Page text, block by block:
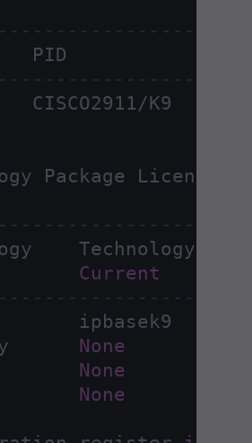
CISCO2911
/K9
Package License
Technology
Current
ipbasek9
None
None
None